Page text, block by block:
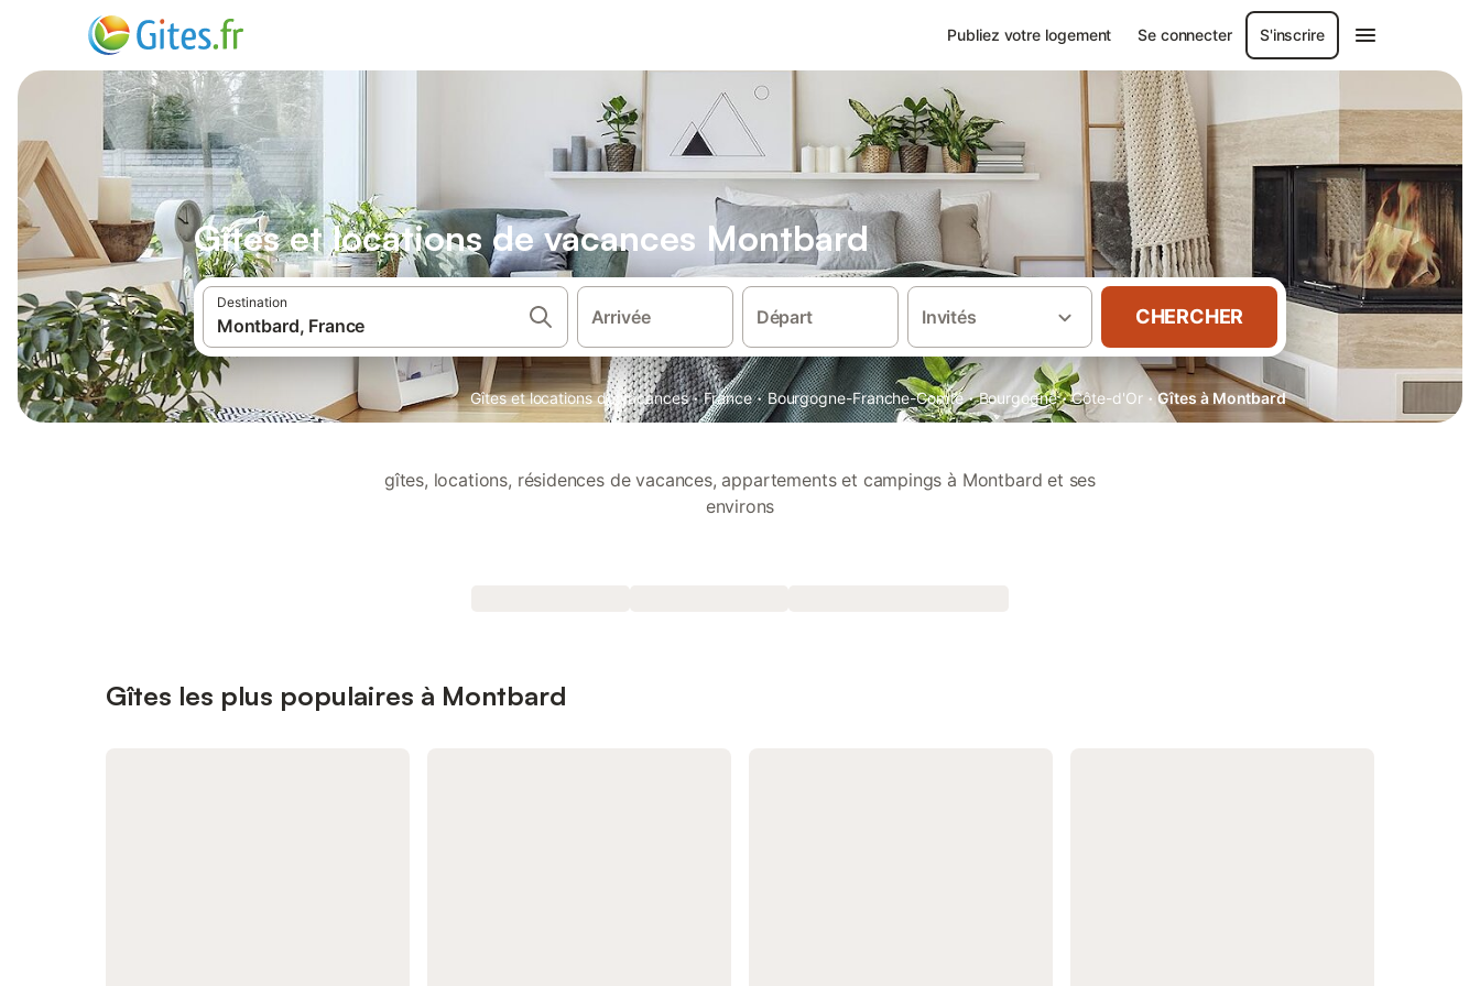
Publiez votre logement Se connecter S'inscrire
Gîtes et locations de vacances Montbard
Destination
Arrivée Départ Invités CHERCHER
Gîtes et locations de vacances · France · Bourgogne-Franche-Comté · Bourgogne · Côte-d'Or · Gîtes à Montbard
gîtes, locations, résidences de vacances, appartements et campings à Montbard et ses
environs
Gîtes les plus populaires à Montbard